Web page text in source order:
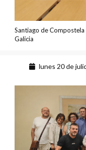
Santiago de
Galicia
lunes 20 de